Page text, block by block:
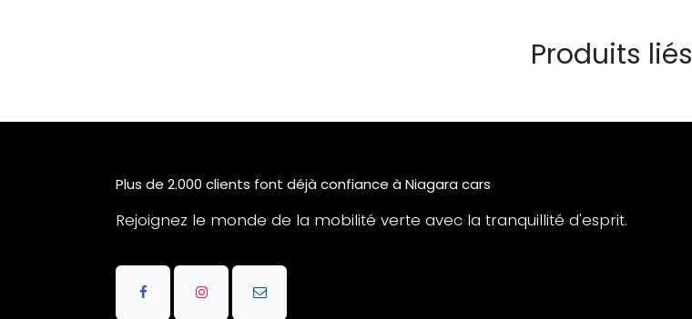
Produits liés
Plus de 2.000 clients font déjà confiance à Niagara cars
Rejoignez le monde de la mobilité verte avec la tranquillité d'esprit.